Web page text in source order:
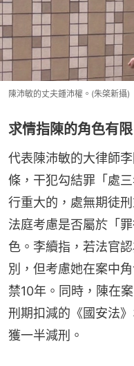
陳沛敏的丈夫鍾沛權。(朱棨新攝)
求情指陳的角色有限
代表陳沛敏的大律師
條，干犯勾結罪「處
行重大的，處無期徒
法庭考慮是否屬於「
色。李續指，若法官
別，但考慮她在案中
禁10年。同時，陳在
刑期扣減的《國安法
獲一半減刑。